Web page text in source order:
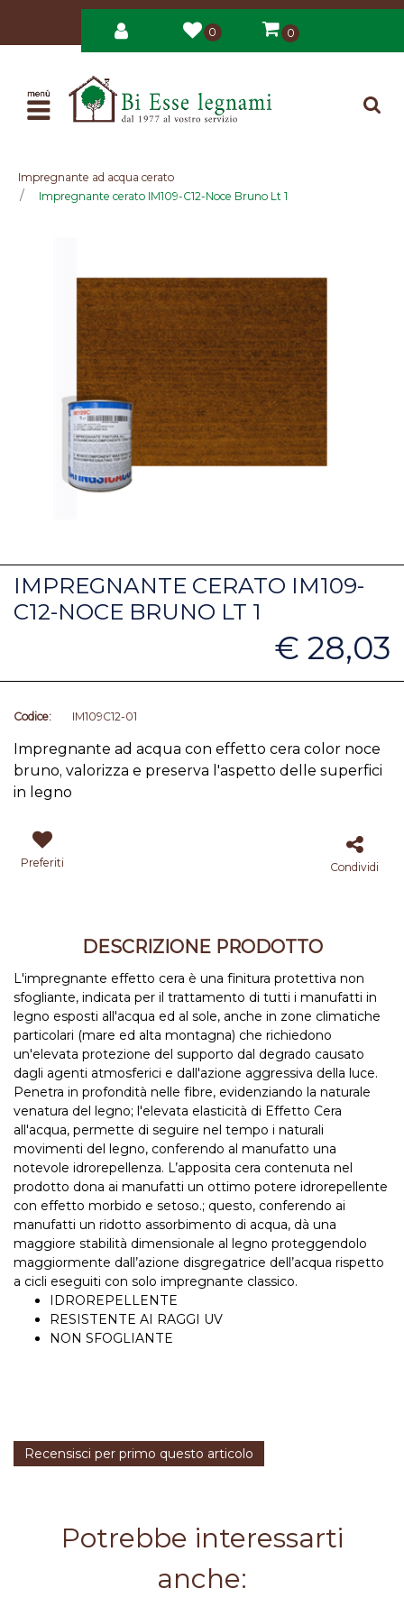
0 0
Open
Impregnante ad acqua cerato
Impregnante cerato IM109-C12-Noce Bruno Lt 1
IMPREGNANTE CERATO IM109-
C12-NOCE BRUNO LT 1
€ 28,03
Codice: IM109C12-01
Impregnante ad acqua con effetto cera color noce
bruno, valorizza e preserva l'aspetto delle superfici
in legno
Preferiti Condividi
DESCRIZIONE PRODOTTO
L'impregnante effetto cera è una finitura protettiva non
sfogliante, indicata per il trattamento di tutti i manufatti in
legno esposti all'acqua ed al sole, anche in zone climatiche
particolari (mare ed alta montagna) che richiedono
un'elevata protezione del supporto dal degrado causato
dagli agenti atmosferici e dall'azione aggressiva della luce.
Penetra in profondità nelle fibre, evidenziando la naturale
venatura del legno; l'elevata elasticità di Effetto Cera
all'acqua, permette di seguire nel tempo i naturali
movimenti del legno, conferendo al manufatto una
notevole idrorepellenza. L’apposita cera contenuta nel
prodotto dona ai manufatti un ottimo potere idrorepellente
con effetto morbido e setoso.; questo, conferendo ai
manufatti un ridotto assorbimento di acqua, dà una
maggiore stabilità dimensionale al legno proteggendolo
maggiormente dall’azione disgregatrice dell’acqua rispetto
a cicli eseguiti con solo impregnante classico.
IDROREPELLENTE
RESISTENTE AI RAGGI UV
NON SFOGLIANTE
Recensisci per primo questo articolo
Potrebbe interessarti
anche: